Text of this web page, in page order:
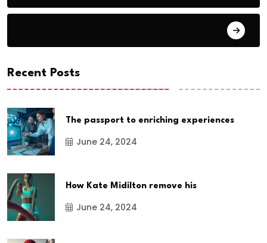
Recent Posts
The passport to enriching experiences
June 24, 2024
How Kate Midilton remove his
June 24, 2024